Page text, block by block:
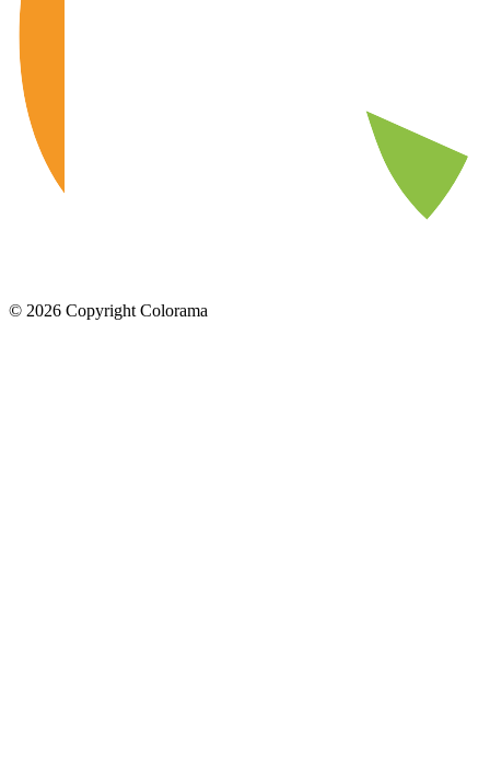
© 2026 Copyright Colorama